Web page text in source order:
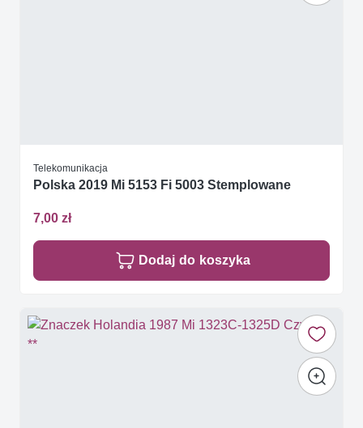
Telekomunikacja
Polska 2019 Mi 5153 Fi 5003 Stemplowane
7,00 zł
Dodaj do koszyka